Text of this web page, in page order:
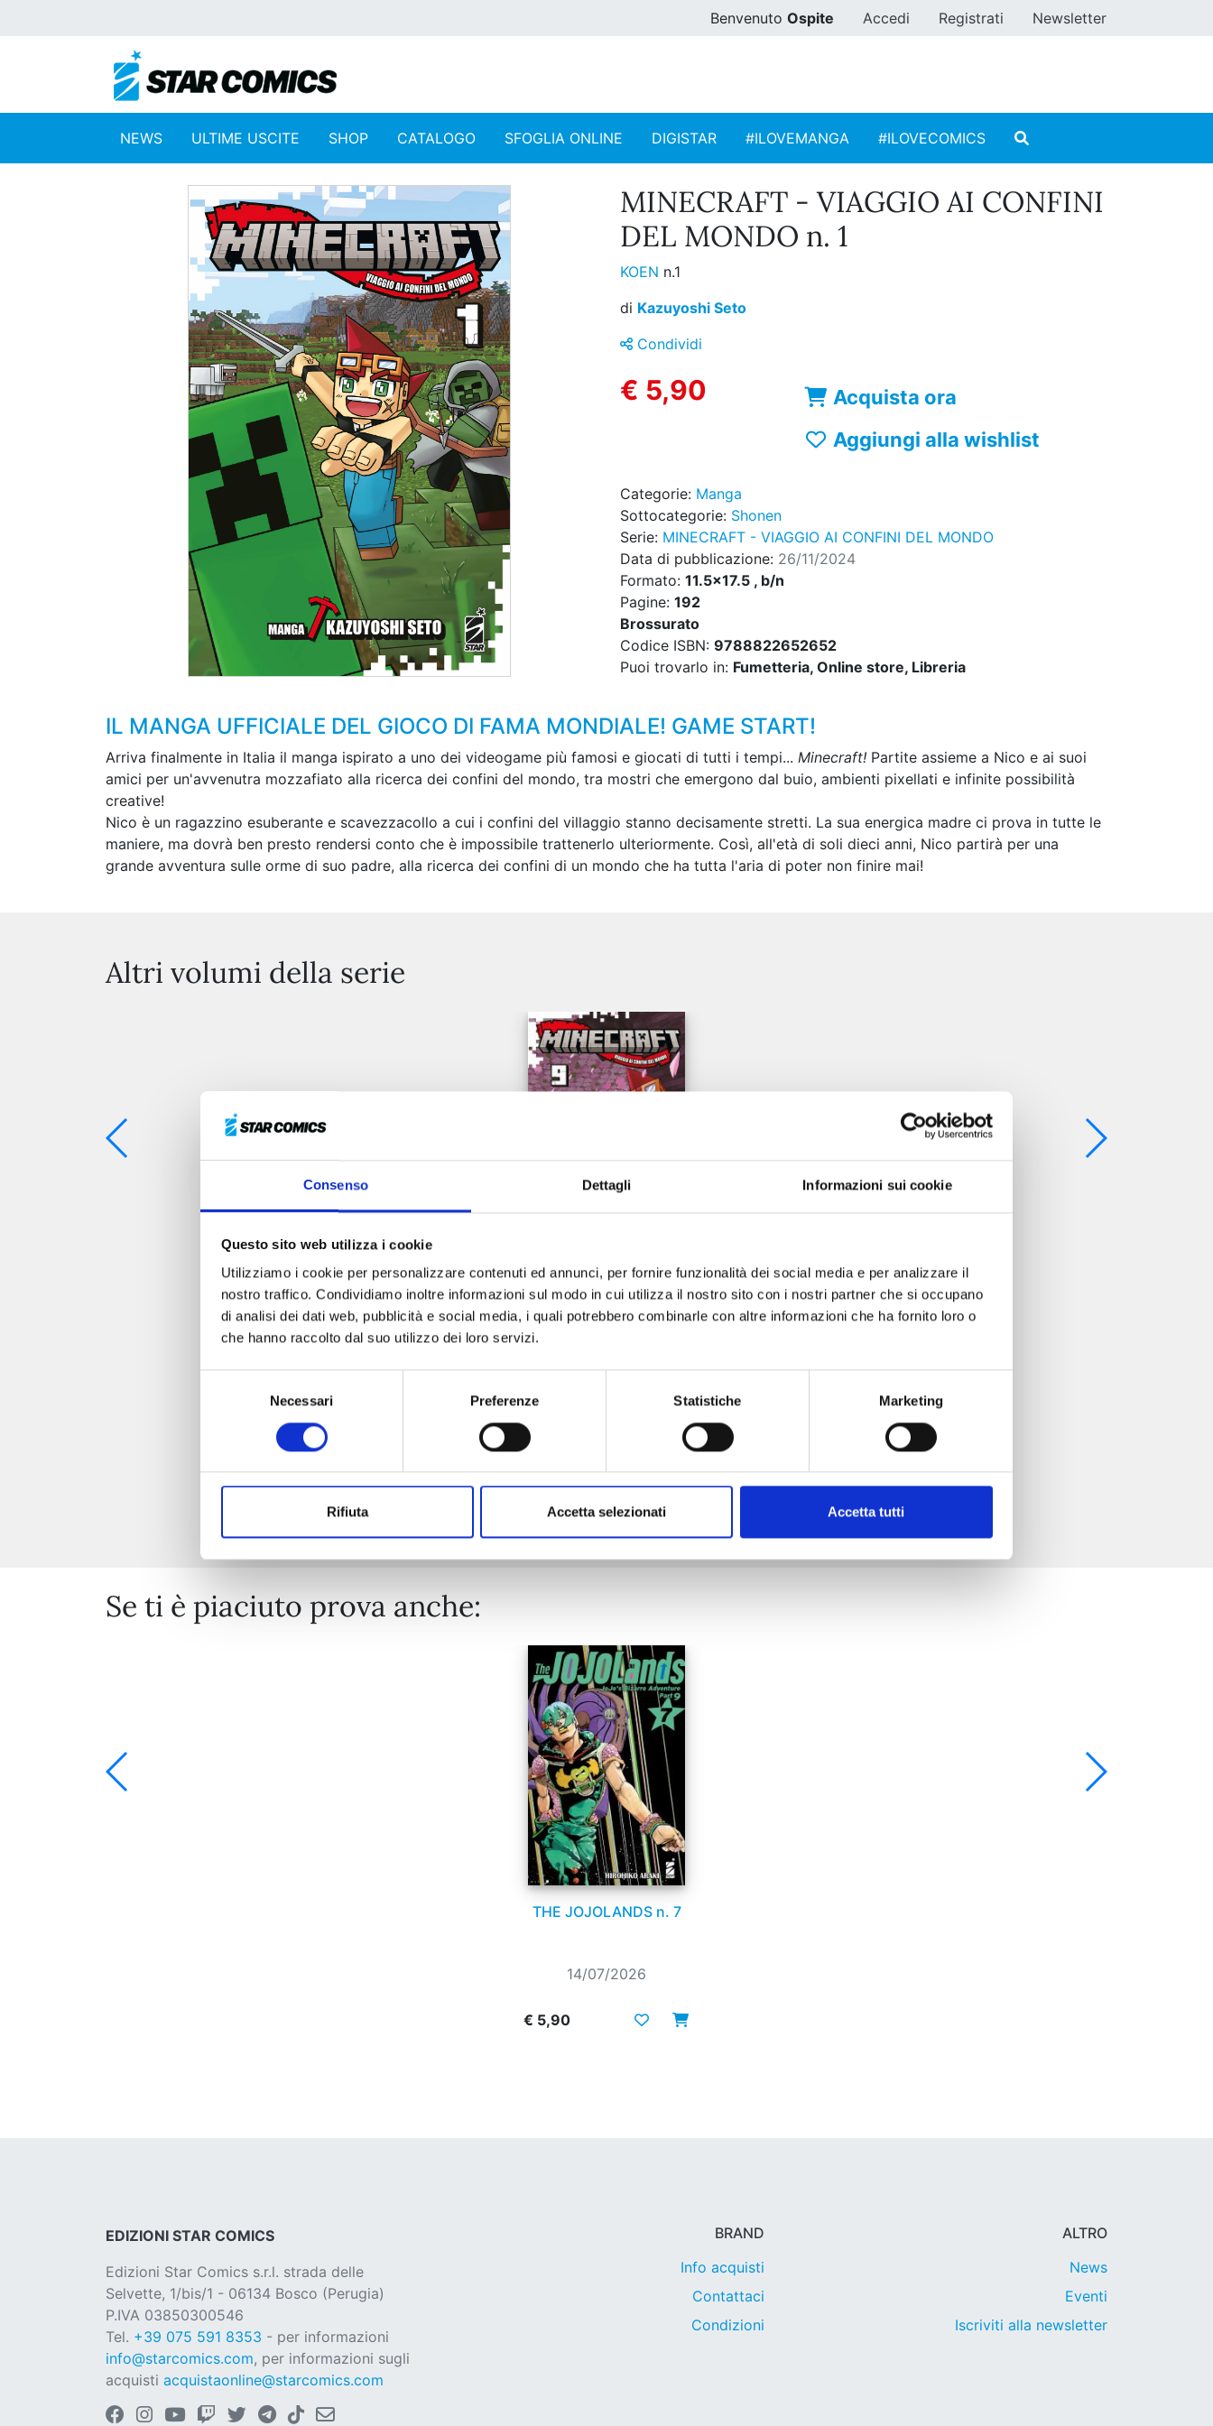
Consenso Dettagli Informazioni sui cookie
Questo sito web utilizza i cookie
Utilizziamo i cookie per personalizzare contenuti ed annunci, per fornire funzionalità dei social media e per analizzare il
nostro traffico. Condividiamo inoltre informazioni sul modo in cui utilizza il nostro sito con i nostri partner che si occupano
di analisi dei dati web, pubblicità e social media, i quali potrebbero combinarle con altre informazioni che ha fornito loro o
che hanno raccolto dal suo utilizzo dei loro servizi.
Necessari Preferenze Statistiche Marketing
Rifiuta Accetta selezionati Accetta tutti
Benvenuto Ospite Accedi Registrati Newsletter
NEWS ULTIME USCITE SHOP CATALOGO SFOGLIA ONLINE DIGISTAR #ILOVEMANGA #ILOVECOMICS
MINECRAFT - VIAGGIO AI CONFINI
DEL MONDO n. 1
KOEN n.1
di Kazuyoshi Seto
Condividi
€ 5,90
Acquista ora
Aggiungi alla wishlist
Categorie: Manga
Sottocategorie: Shonen
Serie: MINECRAFT - VIAGGIO AI CONFINI DEL MONDO
Data di pubblicazione: 26/11/2024
Formato: 11.5x17.5 , b/n
Pagine: 192
Brossurato
Codice ISBN: 9788822652652
Puoi trovarlo in: Fumetteria, Online store, Libreria
IL MANGA UFFICIALE DEL GIOCO DI FAMA MONDIALE! GAME START!
Arriva finalmente in Italia il manga ispirato a uno dei videogame più famosi e giocati di tutti i tempi... Minecraft! Partite assieme a Nico e ai suoi
amici per un'avvenutra mozzafiato alla ricerca dei confini del mondo, tra mostri che emergono dal buio, ambienti pixellati e infinite possibilità
creative!
Nico è un ragazzino esuberante e scavezzacollo a cui i confini del villaggio stanno decisamente stretti. La sua energica madre ci prova in tutte le
maniere, ma dovrà ben presto rendersi conto che è impossibile trattenerlo ulteriormente. Così, all'età di soli dieci anni, Nico partirà per una
grande avventura sulle orme di suo padre, alla ricerca dei confini di un mondo che ha tutta l'aria di poter non finire mai!
Altri volumi della serie
MINECRAFT - VIAGGIO AI CONFINI DEL MONDO n. 9
Mostra tutto
Se ti è piaciuto prova anche:
THE JOJOLANDS n. 7
14/07/2026
€ 5,90
EDIZIONI STAR COMICS
Edizioni Star Comics s.r.l. strada delle
Selvette, 1/bis/1 - 06134 Bosco (Perugia)
P.IVA 03850300546
Tel. +39 075 591 8353 - per informazioni
info@starcomics.com, per informazioni sugli
acquisti acquistaonline@starcomics.com
BRAND
Info acquisti
Contattaci
Condizioni
ALTRO
News
Eventi
Iscriviti alla newsletter